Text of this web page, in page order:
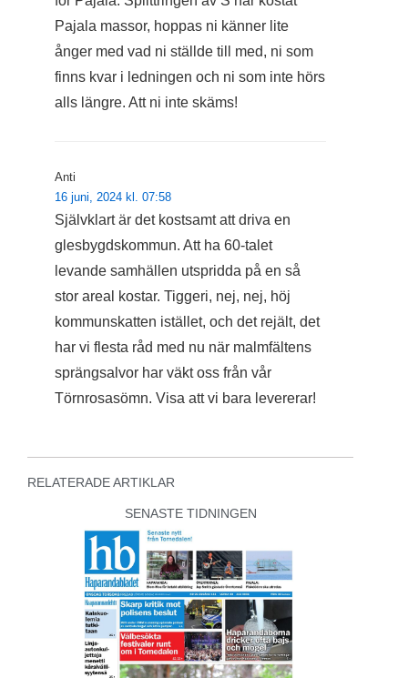
Pajala massor, hoppas ni känner lite
ånger med vad ni ställde till med, ni som
finns kvar i ledningen och ni som inte hörs
alls längre. Att ni inte skäms!
Anti
16 juni, 2024 kl. 07:58
Självklart är det kostsamt att driva en
glesbygdskommun. Att ha 60-talet
levande samhällen utspridda på en så
stor areal kostar. Tiggeri, nej, nej, höj
kommunskatten istället, och det rejält, det
har vi flesta råd med nu när malmfältens
sprängsalvor har väkt oss från vår
Törnrosasömn. Visa att vi bara levererar!
RELATERADE ARTIKLAR
SENASTE TIDNINGEN